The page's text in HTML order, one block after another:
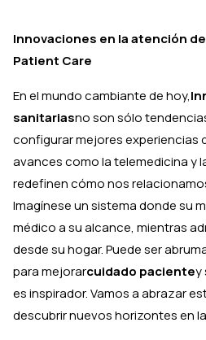
Innovaciones en la atención
Patient Care
En el mundo cambiante de hoy,
sanitariasno son sólo
configurar mejores experiencias
avances como la telemedicina y
redefinen cómo nos
Imagínese un sistema donde su
médico a su alcance, mientras
desde su hogar. Puede ser
para mejorarcuidado pacientey
es inspirador. Vamos a abrazar
descubrir nuevos horizontes en